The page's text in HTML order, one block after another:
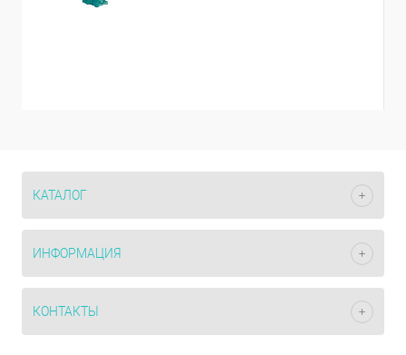
КАТАЛОГ
ИНФОРМАЦИЯ
КОНТАКТЫ